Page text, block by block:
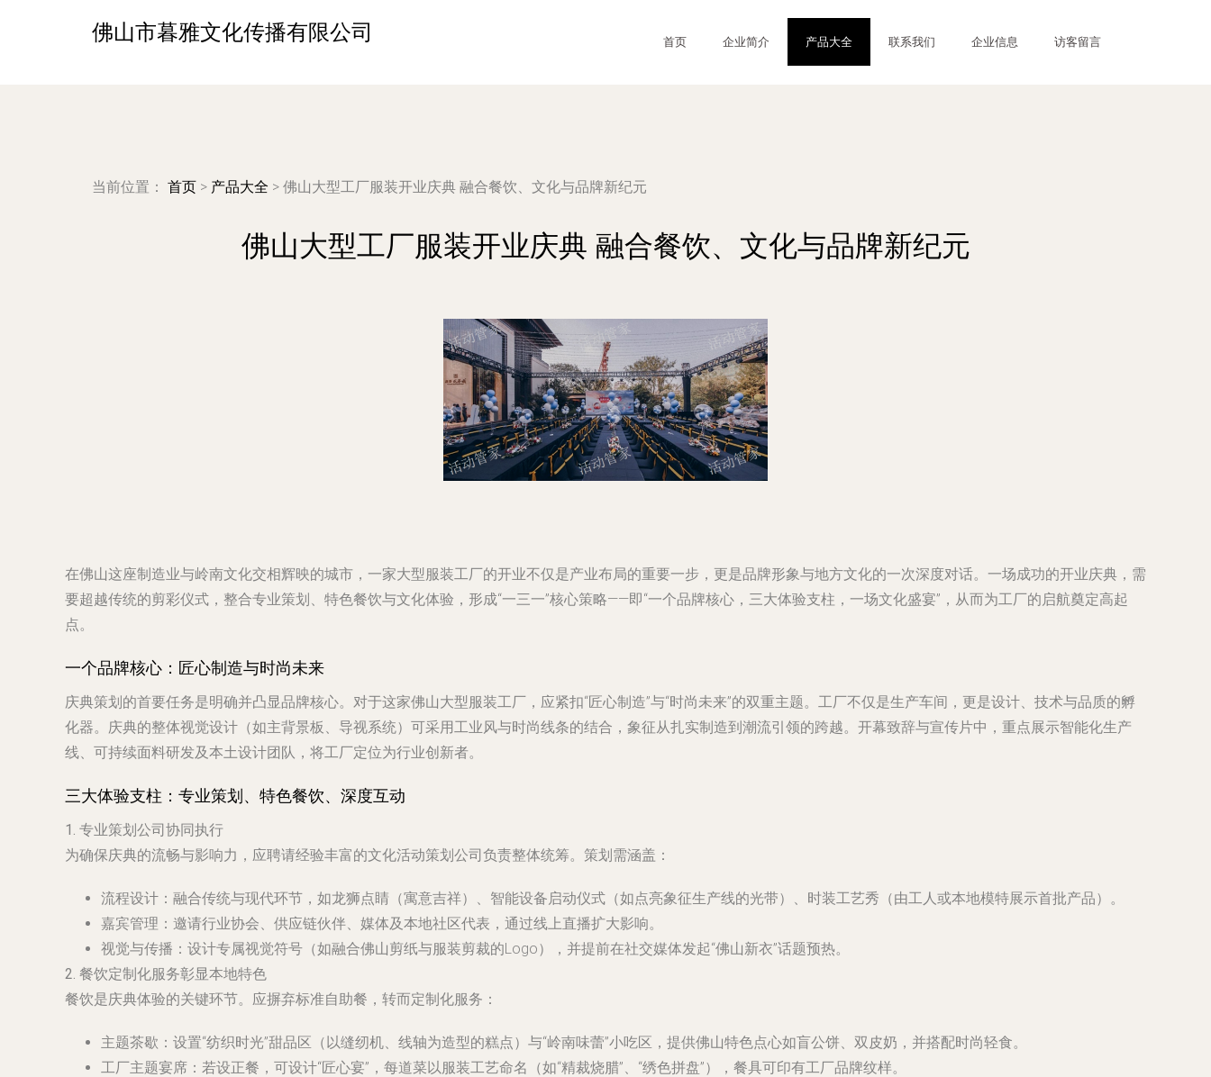
佛山市暮雅文化传播有限公司 首页 企业简介 产品大全 联系我们 企业信息 访客留言
当前位置： 首页 > 产品大全 > 佛山大型工厂服装开业庆典 融合餐饮、文化与品牌新纪元
佛山大型工厂服装开业庆典 融合餐饮、文化与品牌新纪元
在佛山这座制造业与岭南文化交相辉映的城市，一家大型服装工厂的开业不仅是产业布局的重要一步，更是品牌形象与地方文化的一次深度对话。一场成功的开业庆典，需
要超越传统的剪彩仪式，整合专业策划、特色餐饮与文化体验，形成“一三一”核心策略——即“一个品牌核心，三大体验支柱，一场文化盛宴”，从而为工厂的启航奠定高起
点。
一个品牌核心：匠心制造与时尚未来
庆典策划的首要任务是明确并凸显品牌核心。对于这家佛山大型服装工厂，应紧扣“匠心制造”与“时尚未来”的双重主题。工厂不仅是生产车间，更是设计、技术与品质的孵
化器。庆典的整体视觉设计（如主背景板、导视系统）可采用工业风与时尚线条的结合，象征从扎实制造到潮流引领的跨越。开幕致辞与宣传片中，重点展示智能化生产
线、可持续面料研发及本土设计团队，将工厂定位为行业创新者。
三大体验支柱：专业策划、特色餐饮、深度互动
1. 专业策划公司协同执行
为确保庆典的流畅与影响力，应聘请经验丰富的文化活动策划公司负责整体统筹。策划需涵盖：
流程设计 ：融合传统与现代环节，如龙狮点睛（寓意吉祥）、智能设备启动仪式（如点亮象征生产线的光带）、时装工艺秀（由工人或本地模特展示首批产品）。
嘉宾管理 ：邀请行业协会、供应链伙伴、媒体及本地社区代表，通过线上直播扩大影响。
视觉与传播 ：设计专属视觉符号（如融合佛山剪纸与服装剪裁的Logo），并提前在社交媒体发起“佛山新衣”话题预热。
2. 餐饮定制化服务彰显本地特色
餐饮是庆典体验的关键环节。应摒弃标准自助餐，转而定制化服务：
主题茶歇 ：设置“纺织时光”甜品区（以缝纫机、线轴为造型的糕点）与“岭南味蕾”小吃区，提供佛山特色点心如盲公饼、双皮奶，并搭配时尚轻食。
工厂主题宴席 ：若设正餐，可设计“匠心宴”，每道菜以服装工艺命名（如“精裁烧腊”、“绣色拼盘”），餐具可印有工厂品牌纹样。